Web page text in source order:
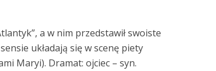
a w nim przedstawił swoiste
układają się w scenę piety
Maryi). Dramat: ojciec – syn.